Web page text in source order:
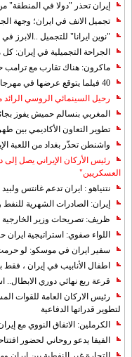
إيران تحذر "دولا في
تجميل الانف في ايران؛ وجهة
"نوين ايرانا" للتجميل ..الابرز
الجراحة التجميلية في إيران:
ماكرون: هناك تقارب مع ترامب
40 فيلما يتوقع عرضها في مهرجان كان 2019
رحيل السينمائي الروسي
المغربي بنسالم حميش يفوز
تطوير التعاون الأكاديمي بين
واشنطن تحذّر بغداد من اللعبة
رئيس الأركان الإيراني يصل
العسكريين"
نتنياهو : ايران تدعم غانتس
إيران: الصادرات الشهریة للنفط والمكثفات
ظريف: تصريحات وزير الخارجية
اللواء صفوي: استراتيجية ايران
سفير ايران في موسكو: لو حرمت
اطفال الأنابيب في إيران ،
قرعة ربع نهائي دوري
رئيس الاركان العامة للقوات
لتطوير قدراتها الدفاعية
الكرملين: الاتفاق النووي مع
الفيفا يدعو روحاني لحضور